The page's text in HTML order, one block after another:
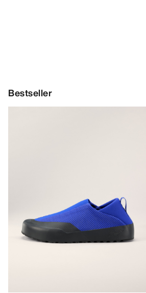
Bestseller